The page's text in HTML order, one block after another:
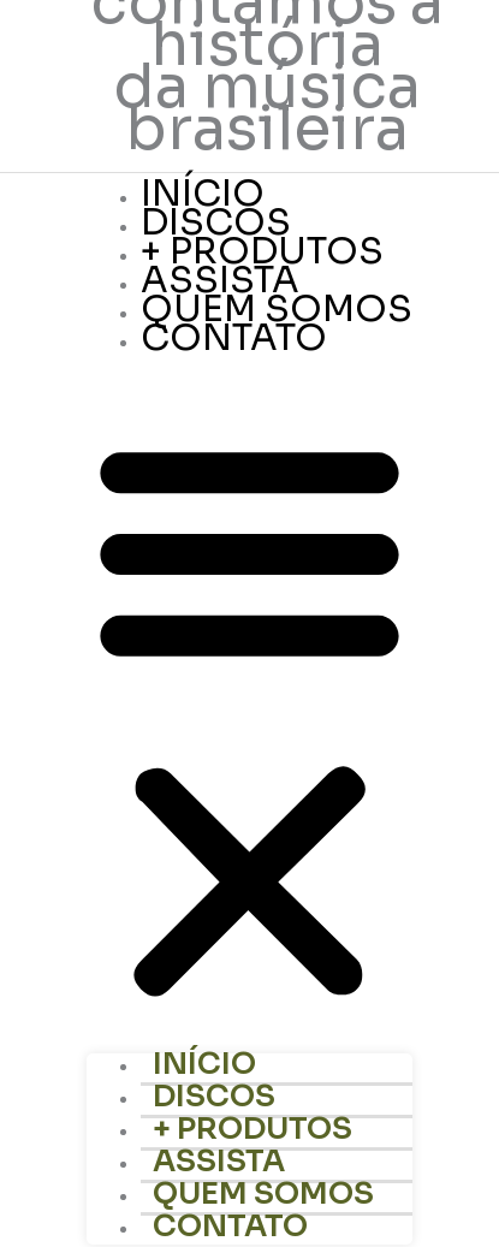
história
da música
brasileira
INÍCIO
DISCOS
+ PRODUTOS
ASSISTA
QUEM SOMOS
CONTATO
INÍCIO
DISCOS
+ PRODUTOS
ASSISTA
QUEM SOMOS
CONTATO